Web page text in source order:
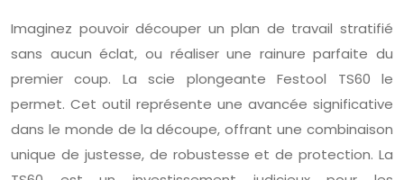
Imaginez pouvoir découper un plan de travail stratifié
sans aucun éclat, ou réaliser une rainure parfaite du
premier coup. La scie plongeante Festool TS60 le
permet. Cet outil représente une avancée significative
dans le monde de la découpe, offrant une combinaison
unique de justesse, de robustesse et de protection. La